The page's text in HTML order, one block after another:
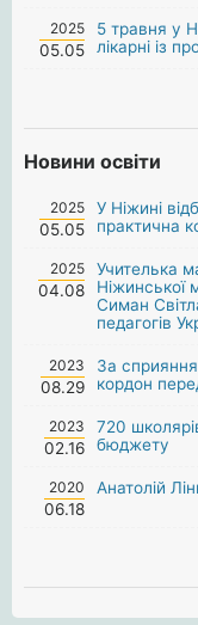
2025
05.05
5 травня у
лікарні із
Новини освіти
2025
05.05
У Ніжині
практична
2025
04.08
Учителька
Ніжинської
Симан
педагогів
2023
08.29
За
кордон
2023
02.16
720
бюджету
2020
06.18
Анатолій